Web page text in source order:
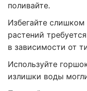
поливайте.
Избегайте
растений
в зависимости от
Используйте
излишки воды